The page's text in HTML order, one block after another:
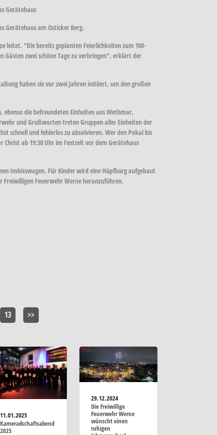
Gerätehaus
Gerätehaus am Osticker Berg.
leitet. "Die bereits geplanten Feierlichkeiten zum 100-
zwei schöne Tage zu verbringen", erklärt der
haben sie vor zwei Jahren initiiert, um den großen
ebenso die befreundeten Einheiten aus Wethmar,
und Grußworten treten Gruppen aller Einheiten der
schnell und fehlerlos zu absolvieren. Wer den Pokal bis
ab 19:30 Uhr im Festzelt vor dem Gerätehaus
Imbisswagen. Für Kinder wird eine Hüpfburg aufgebaut
Freiwilligen Feuerwehr Werne heranzuführen.
13 >>
11.01.2025
Kameradschaftsabend
2025
29.12.2024
Die Freiwillige
Feuerwehr Werne
wünscht einen
ruhigen